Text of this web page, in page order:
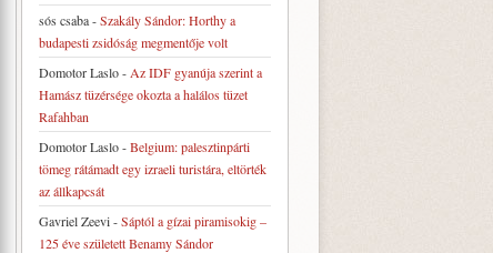
sós csaba-Szakály Sándor: Horthy a
budapesti zsidóság megmentője volt
Domotor Laslo- Az IDF gyanúja szerint a
Hamász tüzérsége okozta a halálos tüzet
Rafahban
Domotor Laslo-Belgium: palesztinpárti
tömeg rátámadt egy izraeli turistára, eltörték
az állkapcsát
Gavriel Zeevi-Sáptól a gízai piramisokig –
125 éve született Benamy Sándor